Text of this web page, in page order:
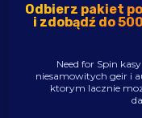
Odbierz pakiet
i zdobądź do
Need for Spin
niesamowitych geir i
ktorym lacznie